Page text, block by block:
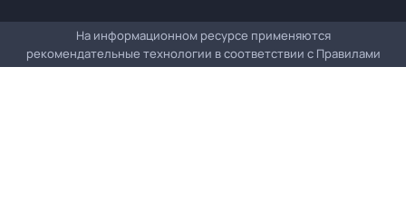
На информационном ресурсе применяются
рекомендательные технологии в соответствии с Правилами